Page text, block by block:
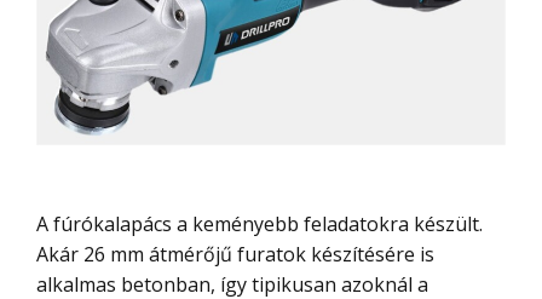
A fúrókalapács a keményebb feladatokra készült.
Akár 26 mm átmérőjű furatok készítésére is
alkalmas betonban, így tipikusan azoknál a